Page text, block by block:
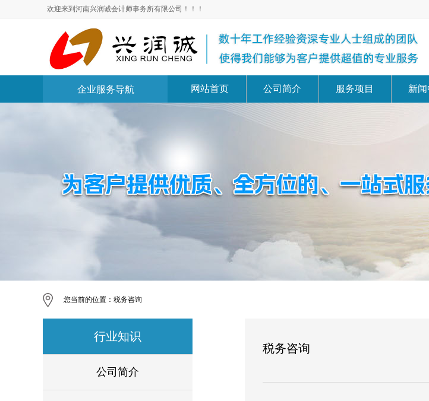
欢迎来到河南兴润诚会计师事务所有限公司！！！
企业服务导航 网站首页 公司简介 服务项目 新
您当前的位置： 税务咨询
行业知识
公司简介
税务咨询